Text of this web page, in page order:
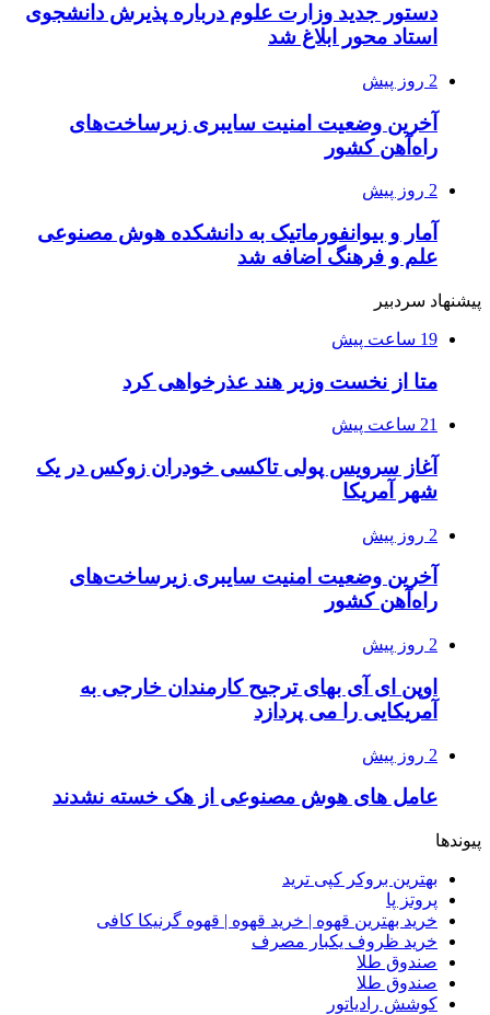
دستور جدید وزارت علوم درباره پذیرش دانشجوی
استاد محور ابلاغ شد
2 روز پیش
آخرین وضعیت امنیت سایبری زیرساخت‌های
راه‌آهن کشور
2 روز پیش
آمار و بیوانفورماتیک به دانشکده هوش مصنوعی
علم و فرهنگ اضافه شد
پیشنهاد سردبیر
19 ساعت پیش
متا از نخست وزیر هند عذرخواهی کرد
21 ساعت پیش
آغاز سرویس پولی تاکسی خودران زوکس در یک
شهر آمریکا
2 روز پیش
آخرین وضعیت امنیت سایبری زیرساخت‌های
راه‌آهن کشور
2 روز پیش
اوپن ای آی بهای ترجیح کارمندان خارجی به
آمریکایی را می پردازد
2 روز پیش
عامل های هوش مصنوعی از هک خسته نشدند
پیوندها
بهترین بروکر کپی ترید
پروتز پا
خرید بهترین قهوه | خرید قهوه | قهوه گرنیکا کافی
خرید ظروف یکبار مصرف
صندوق طلا
صندوق طلا
کوشش رادیاتور